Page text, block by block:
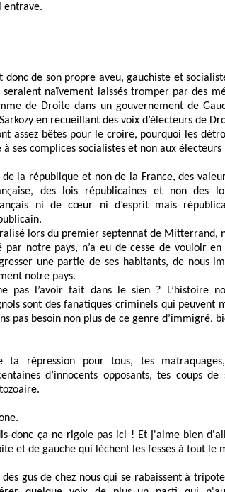
entrave.
donc de son propre aveu, gauchiste et
seraient naïvement laissés tromper par des
de Droite dans un gouvernement de
en recueillant des voix d’électeurs de
assez bêtes pour le croire, pourquoi les
à ses complices socialistes et non aux électeurs
de la république et non de la France, des
des lois républicaines et non des
ni de cœur ni d’esprit mais
lors du premier septennat de Mitterrand,
par notre pays, n’a eu de cesse de vouloir
une partie de ses habitants, de nous
notre pays.
pas l’avoir fait dans le sien ? L’histoire
sont des fanatiques criminels qui peuvent
pas besoin non plus de ce genre d’immigré,
ta répression pour tous, tes
d’innocents opposants, tes coups
donc ça ne rigole pas ici ! Et j'aime bien
et de gauche qui lèchent les fesses à tout le
des gus de chez nous qui se rabaissent à